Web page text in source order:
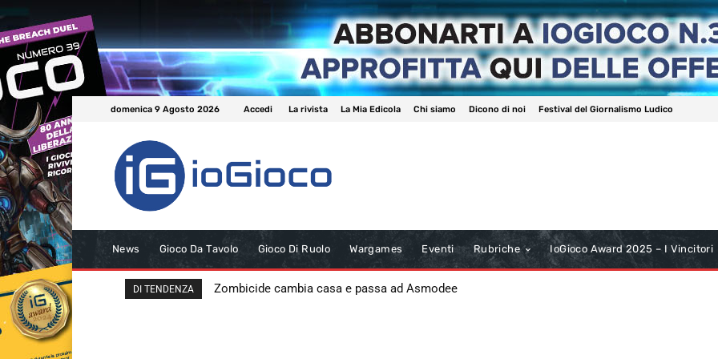
domenica 9 Agosto 2026 Accedi La rivista La Mia Edicola Chi siamo Dicono di noi Festival del Giornalismo Ludico
News Gioco Da Tavolo Gioco Di Ruolo Wargames Eventi Rubriche IoGioco Award 2025 – I Vincitori
DI TENDENZA Zombicide cambia casa e passa ad Asmodee